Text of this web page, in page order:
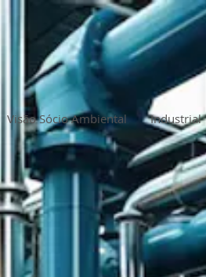
Visão Sócio Ambiental Industrial